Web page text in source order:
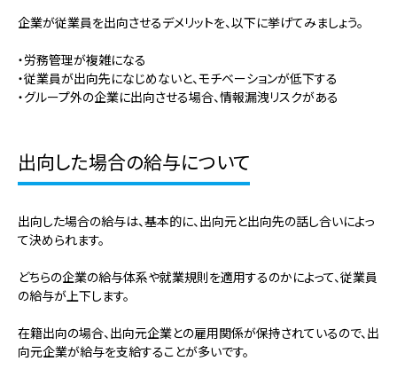
企業が従業員を出向させるデメリットを、以下に挙げてみましょう。
・労務管理が複雑になる
・従業員が出向先になじめないと、モチベーションが低下する
・グループ外の企業に出向させる場合、情報漏洩リスクがある
出向した場合の給与について
出向した場合の給与は、基本的に、出向元と出向先の話し合いによっ
て決められます。
どちらの企業の給与体系や就業規則を適用するのかによって、従業員
の給与が上下します。
在籍出向の場合、出向元企業との雇用関係が保持されているので、出
向元企業が給与を支給することが多いです。